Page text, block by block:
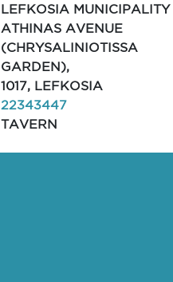
LEFKOSIA MUNICIPALITY
ATHINAS AVENUE
(CHRYSALINIOTISSA
GARDEN),
1017, LEFKOSIA
22343447
TAVERN